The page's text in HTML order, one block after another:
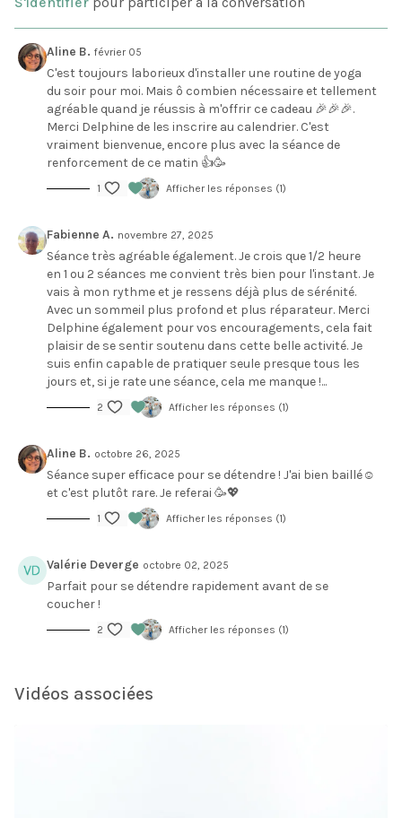
Aline B. février 05
C'est toujours laborieux d'installer une routine de yoga
du soir pour moi. Mais ô combien nécessaire et tellement
agréable quand je réussis à m'offrir ce cadeau 🎉🎉🎉.
Merci Delphine de les inscrire au calendrier. C'est
vraiment bienvenue, encore plus avec la séance de
renforcement de ce matin 👍🥳
1 Afficher les réponses (1)
Fabienne A. novembre 27, 2025
Séance très agréable également. Je crois que 1/2 heure
en 1 ou 2 séances me convient très bien pour l'instant. Je
vais à mon rythme et je ressens déjà plus de sérénité.
Avec un sommeil plus profond et plus réparateur. Merci
Delphine également pour vos encouragements, cela fait
plaisir de se sentir soutenu dans cette belle activité. Je
suis enfin capable de pratiquer seule presque tous les
jours et, si je rate une séance, cela me manque !...
2 Afficher les réponses (1)
Aline B. octobre 26, 2025
Séance super efficace pour se détendre ! J'ai bien baillé☺️
et c'est plutôt rare. Je referai 🥳💖
1 Afficher les réponses (1)
Valérie Deverge octobre 02, 2025
Parfait pour se détendre rapidement avant de se
coucher !
2 Afficher les réponses (1)
Vidéos associées